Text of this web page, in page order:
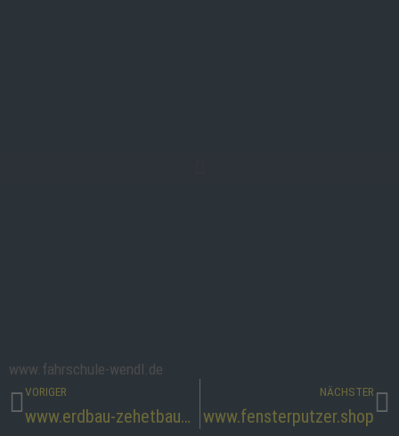
www.fahrschule-wendl.de
Zurück
VORIGER
www.erdbau-zehetbauer.de
NÄCHSTER
www.fensterputzer.shop